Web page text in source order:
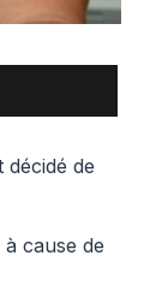
de
cause de